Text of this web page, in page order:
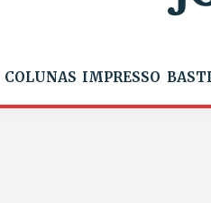
COLUNAS IMPRESSO